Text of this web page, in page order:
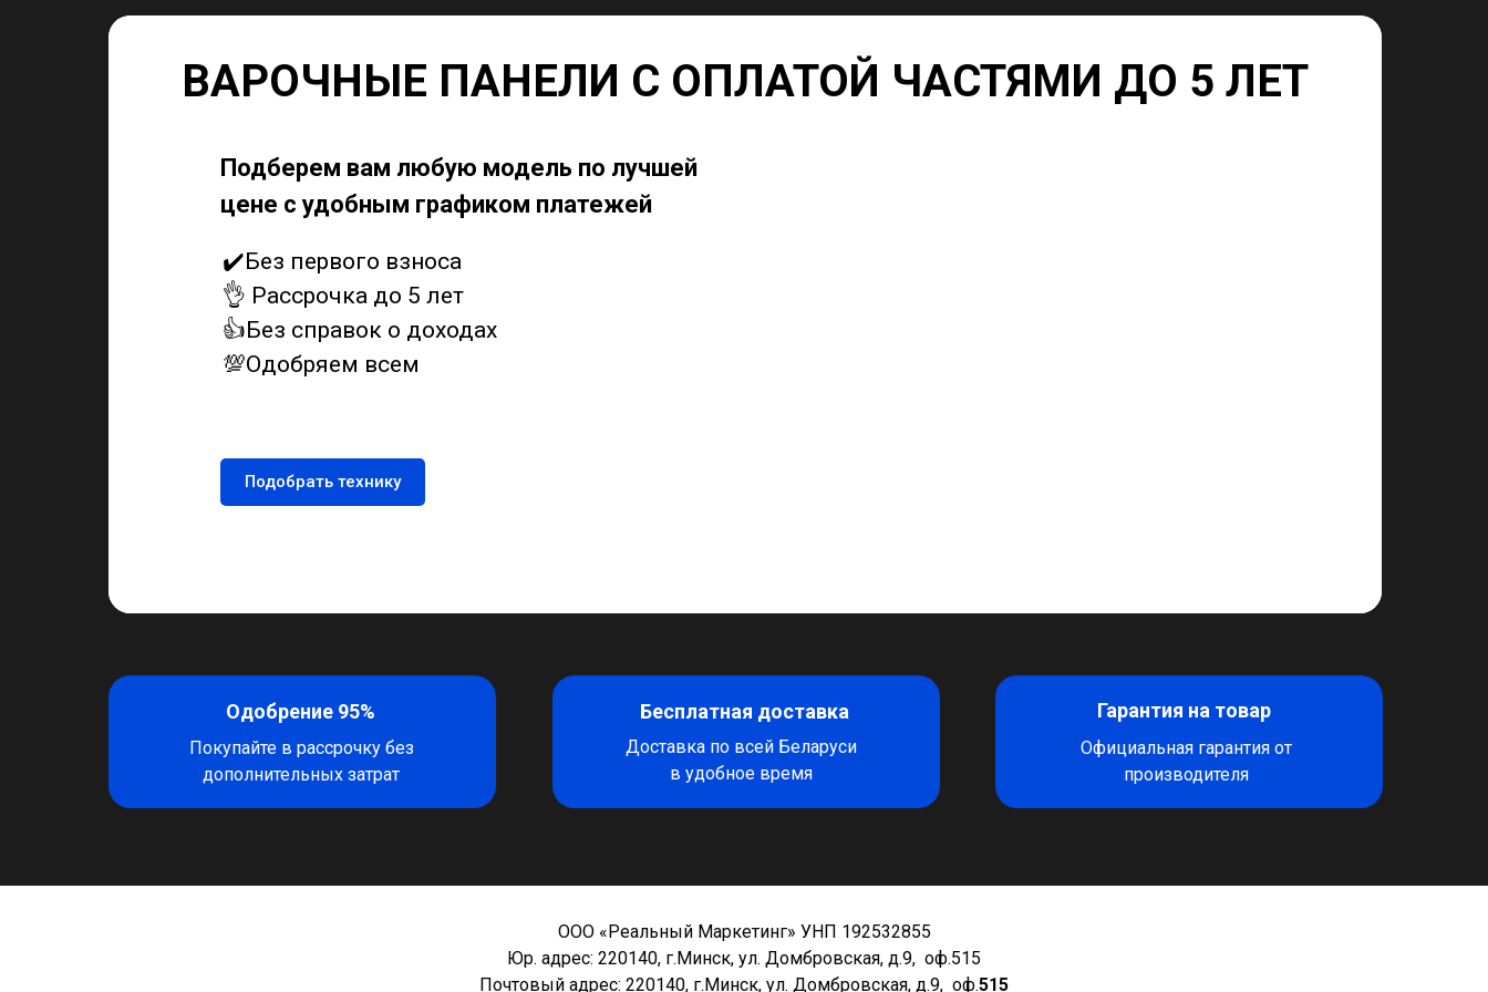
✔️Без первого взноса
👌 Рассрочка до 5 лет
👍Без справок о доходах
💯Одобряем всем
Официальная гарантия от
производителя
Доставка по всей Беларуси
в удобное время
Покупайте в рассрочку без
дополнительных затрат
Гарантия на товар
Одобрение 95% Бесплатная доставка
Подобрать технику
Подберем вам любую модель по лучшей
цене с удобным графиком платежей
ВАРОЧНЫЕ ПАНЕЛИ С ОПЛАТОЙ ЧАСТЯМИ ДО 5 ЛЕТ
ООО «Реальный Маркетинг» УНП 192532855
Юр. адрес: 220140, г.Минск, ул. Домбровская, д.9, оф.515
Почтовый адрес: 220140, г.Минск, ул. Домбровская, д.9, оф.515